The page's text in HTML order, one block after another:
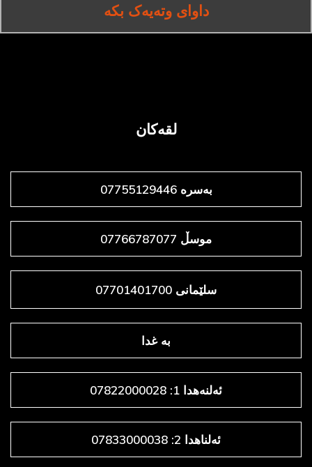
داوای وتەیەک بکە
لقەکان
بەسرە 07755129446
موسڵ 07766787077
سلێمانی 07701401700
به غدا
ئەلنەهدا 1: 07822000028
ئەلناهدا 2: 07833000038